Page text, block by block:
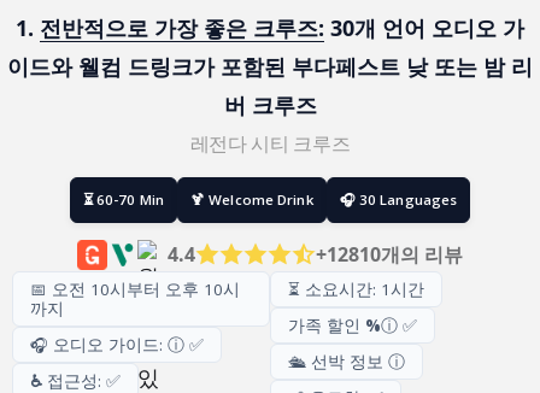
1. 전반적으로 가장 좋은 크루즈: 30개 언어 오디오 가
이드와 웰컴 드링크가 포함된 부다페스트 낮 또는 밤 리
버 크루즈
레전다 시티 크루즈
⏳ 60-70 Min 🍹 Welcome Drink 🎧 30 Languages
4.4 +12810개의 리뷰
📅 오전 10시부터 오후 10시
까지
🎧 오디오 가이드: ⓘ ✅
♿ 접근성: ✅
⏳ 소요시간: 1시간
가족 할인 %ⓘ ✅
🛳️ 선박 정보 ⓘ